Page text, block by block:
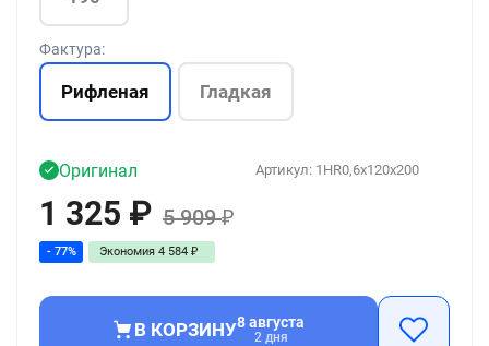
Фактура:
Рифленая Гладкая
Артикул: 1HR0,6x120x200
Оригинал
1 325 ₽ 5 909₽
- 77% Экономия 4 584 ₽
В КОРЗИНУ8 августа
2 дня